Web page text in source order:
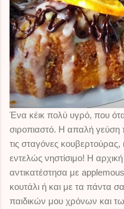
Ένα κέικ πολύ υγρό, που
σιροπιαστό. Η απαλή γεύση
τις σταγόνες κουβερτούρας,
εντελώς νηστίσιμο! Η
αντικατέστησα με
κουτάλι ή και με τα πάντα
παιδικών μου χρόνων και